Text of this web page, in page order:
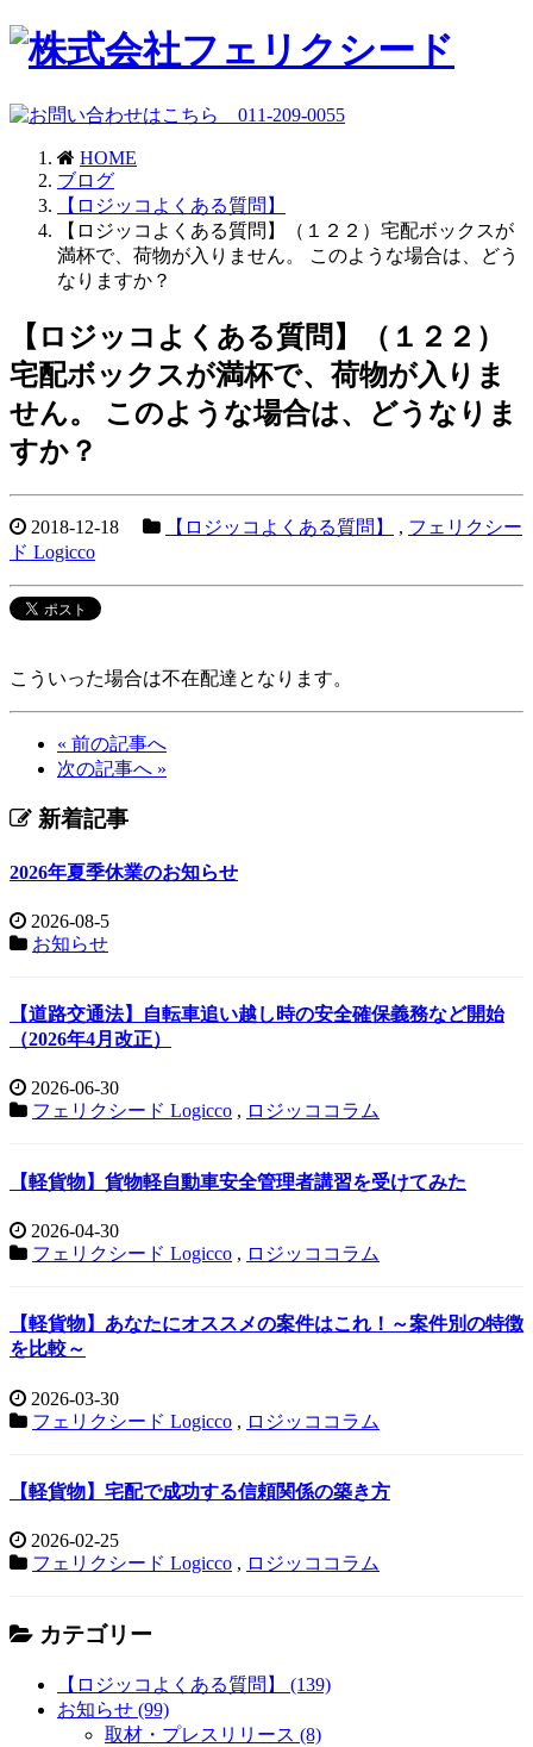
HOME
ブログ
【ロジッコよくある質問】
【ロジッコよくある質問】（１２２）宅配ボックスが
満杯で、荷物が入りません。 このような場合は、どう
なりますか？
【ロジッコよくある質問】（１２２）
宅配ボックスが満杯で、荷物が入りま
せん。 このような場合は、どうなりま
すか？
2018-12-18 【ロジッコよくある質問】 , フェリクシー
ド Logicco
こういった場合は不在配達となります。
« 前の記事へ
次の記事へ »
新着記事
2026年夏季休業のお知らせ
2026-08-5
お知らせ
【道路交通法】自転車追い越し時の安全確保義務など開始
（2026年4月改正）
2026-06-30
フェリクシード Logicco , ロジッココラム
【軽貨物】貨物軽自動車安全管理者講習を受けてみた
2026-04-30
フェリクシード Logicco , ロジッココラム
【軽貨物】あなたにオススメの案件はこれ！～案件別の特徴
を比較～
2026-03-30
フェリクシード Logicco , ロジッココラム
【軽貨物】宅配で成功する信頼関係の築き方
2026-02-25
フェリクシード Logicco , ロジッココラム
カテゴリー
【ロジッコよくある質問】 (139)
お知らせ (99)
取材・プレスリリース (8)